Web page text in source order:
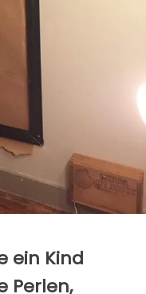
ein Kind
Perlen,